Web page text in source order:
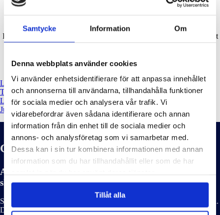
Samtycke Information Om
Denna webbplats använder cookies
Vi använder enhetsidentifierare för att anpassa innehållet
och annonserna till användarna, tillhandahålla funktioner
för sociala medier och analysera vår trafik. Vi
vidarebefordrar även sådana identifierare och annan
information från din enhet till de sociala medier och
annons- och analysföretag som vi samarbetar med.
Dessa kan i sin tur kombinera informationen med annan
information som du har tillhandahållit eller som de har
Tillåt alla
I Skeppshandeln hittar ni piratflaggor, svärd, döskallar & annat läskigt
som hör pirater & halloween till!
Aj Aj Kapten!
Läs tidigare
Tjejkväll!
Läs nästa
Julmarknad på Lyckans Slip
Gäst i hamnen
Alla frågor rörande gästhamnsplatser och bokning
sker via vår hamnkapten 0708-122 622.
Småbåtshamn i inre delen av Fiskebäckskil, ca 2 M sydost om Lysekil.
Djup 2-6 meter.